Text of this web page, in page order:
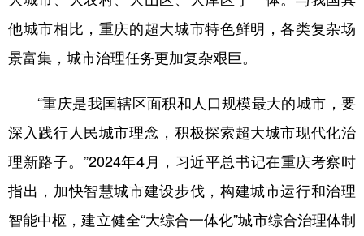
他城市相比，重庆的超大城市特色鲜明，各类复杂场
景富集，城市治理任务更加复杂艰巨。
“重庆是我国辖区面积和人口规模最大的城市，要
深入践行人民城市理念，积极探索超大城市现代化治
理新路子。”2024年4月，习近平总书记在重庆考察时
指出，加快智慧城市建设步伐，构建城市运行和治理
智能中枢，建立健全“大综合一体化”城市综合治理体制